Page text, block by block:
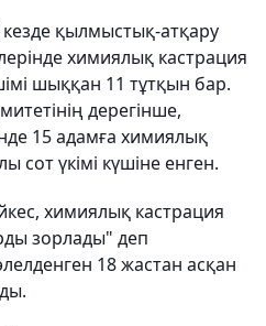
кезде қылмыстық-атқару
химиялық кастрация
шыққан 11 тұтқын бар.
дерегінше,
15 адамға химиялық
сот үкімі күшіне енген.
химиялық кастрация
зорлады" деп
18 жастан асқан